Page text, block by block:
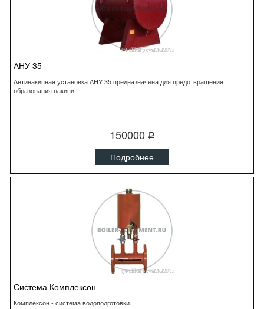
АНУ 35
Антинакипная установка АНУ 35 предназначена для предотвращения
образования накипи.
150000 q
Подробнее
Система Комплексон
Комплексон - система водоподготовки.